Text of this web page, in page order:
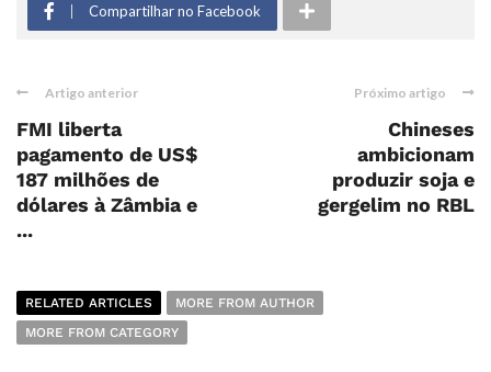
Compartilhar no Facebook
Artigo anterior
FMI liberta
pagamento de US$
187 milhões de
dólares à Zâmbia e
...
Próximo artigo
Chineses
ambicionam
produzir soja e
gergelim no RBL
RELATED ARTICLES
MORE FROM AUTHOR
MORE FROM CATEGORY